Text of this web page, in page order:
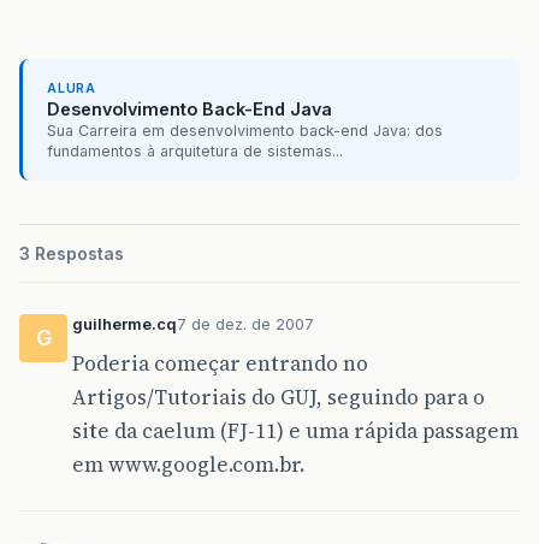
ALURA
Desenvolvimento Back-End Java
Sua Carreira em desenvolvimento back-end Java: dos
fundamentos à arquitetura de sistemas...
3 Respostas
G
guilherme.cq7 de dez. de 2007
Poderia começar entrando no
Artigos/Tutoriais do GUJ, seguindo para o
site da caelum (FJ-11) e uma rápida passagem
em www.google.com.br.